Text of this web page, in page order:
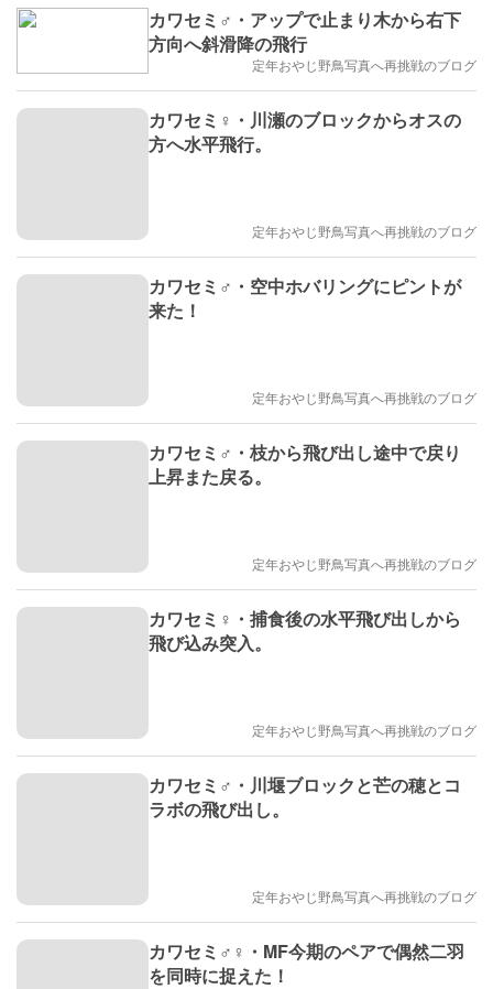
カワセミ♂・アップで止まり木から右下
方向へ斜滑降の飛行
定年おやじ野鳥写真へ再挑戦のブログ
カワセミ♀・川瀬のブロックからオスの
方へ水平飛行。
定年おやじ野鳥写真へ再挑戦のブログ
カワセミ♂・空中ホバリングにピントが
来た！
定年おやじ野鳥写真へ再挑戦のブログ
カワセミ♂・枝から飛び出し途中で戻り
上昇また戻る。
定年おやじ野鳥写真へ再挑戦のブログ
カワセミ♀・捕食後の水平飛び出しから
飛び込み突入。
定年おやじ野鳥写真へ再挑戦のブログ
カワセミ♂・川堰ブロックと芒の穂とコ
ラボの飛び出し。
定年おやじ野鳥写真へ再挑戦のブログ
カワセミ♂♀・MF今期のペアで偶然二羽
を同時に捉えた！